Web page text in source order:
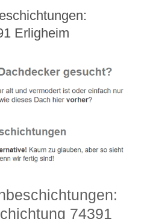
Erligheim
74391